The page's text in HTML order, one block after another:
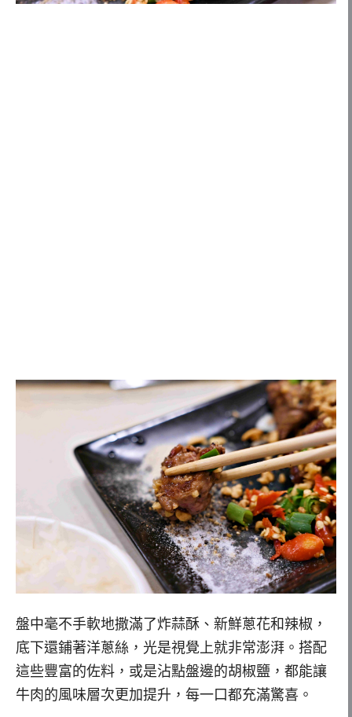
盤中毫不手軟地撒滿了炸蒜酥、新鮮蔥花和辣椒，
底下還鋪著洋蔥絲，光是視覺上就非常澎湃。搭配
這些豐富的佐料，或是沾點盤邊的胡椒鹽，都能讓
牛肉的風味層次更加提升，每一口都充滿驚喜。